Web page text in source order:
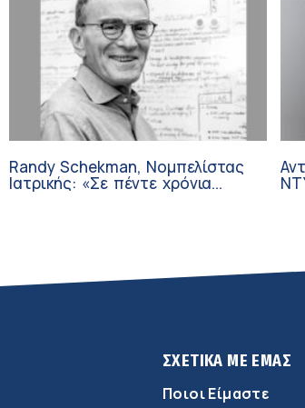
Randy Schekman, Νομπελίστας
Ιατρικής: «Σε πέντε χρόνια
ΣΧΕΤΙΚΑ ΜΕ ΕΜΑΣ
Ποιοι Είμαστε